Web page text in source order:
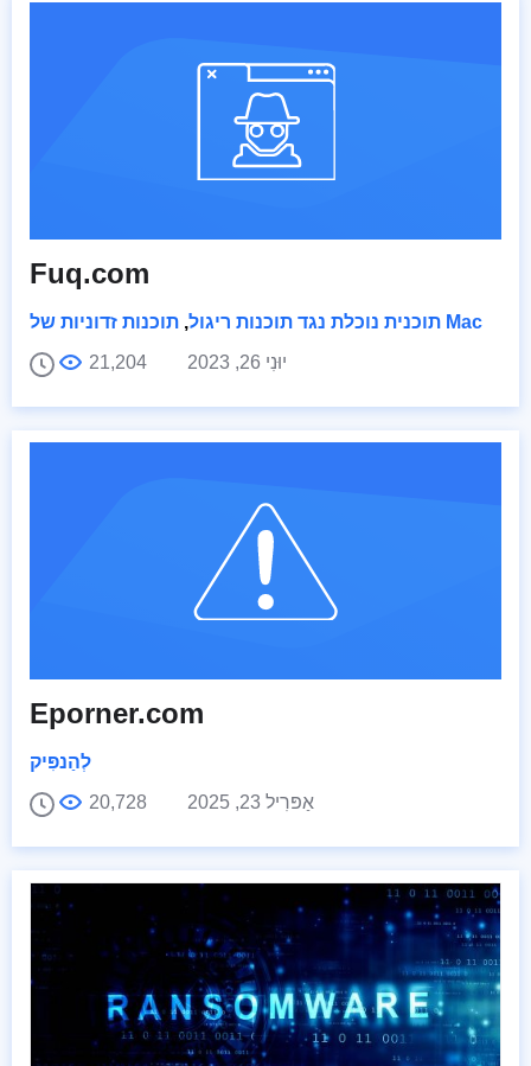
Fuq.com
תוכנית נוכלת נגד תוכנות ריגול,
תוכנות זדוניות של Mac
יוּנִי 26, 2023
21,204
Eporner.com
לְהַנפִּיק
אַפּרִיל 23, 2025
20,728